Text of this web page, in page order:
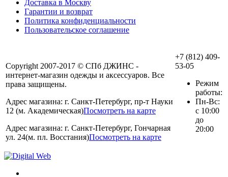
Доставка в Москву
Гарантии и возврат
Политика конфиденциальности
Пользовательское соглашение
Copyright 2007-2017 © СПб ДЖИНС -
интернет-магазин одежды и аксессуаров. Все
права защищены.
Адрес магазина: г. Санкт-Петербург, пр-т Науки
12 (м. Академическая)Посмотреть на карте
Адрес магазина: г. Санкт-Петербург, Гончарная
ул. 24(м. пл. Восстания)Посмотреть на карте
+7 (812) 409-
53-05
Режим
работы:
Пн-Вс:
с 10:00
до
20:00